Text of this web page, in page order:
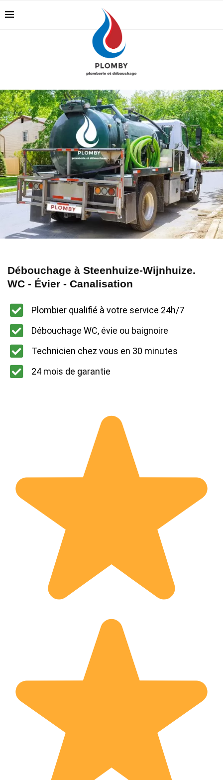
Débouchage à Steenhuize-Wijnhuize.
WC - Évier - Canalisation
Plombier qualifié à votre service 24h/7
Débouchage WC, évie ou baignoire
Technicien chez vous en 30 minutes
24 mois de garantie